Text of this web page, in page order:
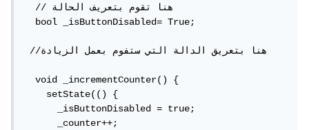
  // هنا تقوم بتعريف الحالة
  bool _isButtonDisabled= True;
//هنا بتعريق الدالة التي ستفوم بعمل الزيادة
  void _incrementCounter() {
    setState(() {